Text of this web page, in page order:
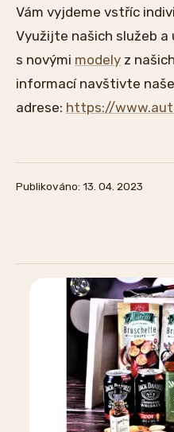
Vám vyjdeme vstříc
Využijte našich služeb
s novými modely z
informací navštivte naše
adrese: https://
Publikováno: 13. 04. 2023